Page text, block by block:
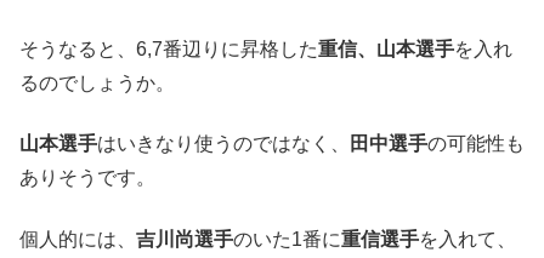
そうなると、6,7番辺りに昇格した重信、山本選手を入れ
るのでしょうか。
山本選手はいきなり使うのではなく、 田中選手の可能性も
ありそうです。
個人的には、 吉川尚選手のいた1番に重信選手を入れて、